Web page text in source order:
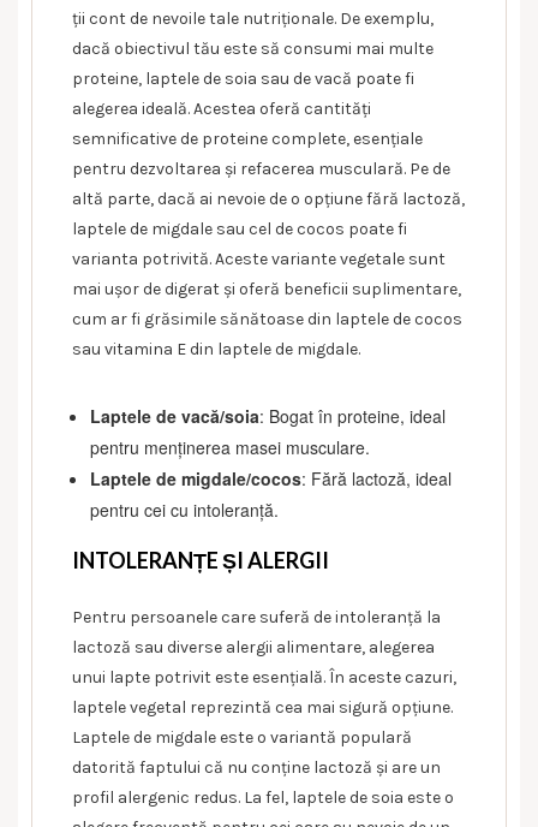
ții cont de nevoile tale nutriționale. De exemplu,
dacă obiectivul tău este să consumi mai multe
proteine, laptele de soia sau de vacă poate fi
alegerea ideală. Acestea oferă cantități
semnificative de proteine complete, esențiale
pentru dezvoltarea și refacerea musculară. Pe de
altă parte, dacă ai nevoie de o opțiune fără lactoză,
laptele de migdale sau cel de cocos poate fi
varianta potrivită. Aceste variante vegetale sunt
mai ușor de digerat și oferă beneficii suplimentare,
cum ar fi grăsimile sănătoase din laptele de cocos
sau vitamina E din laptele de migdale.
Laptele de vacă/soia: Bogat în proteine, ideal
pentru menținerea masei musculare.
Laptele de migdale/cocos: Fără lactoză, ideal
pentru cei cu intoleranță.
INTOLERANȚE ȘI ALERGII
Pentru persoanele care suferă de intoleranță la
lactoză sau diverse alergii alimentare, alegerea
unui lapte potrivit este esențială. În aceste cazuri,
laptele vegetal reprezintă cea mai sigură opțiune.
Laptele de migdale este o variantă populară
datorită faptului că nu conține lactoză și are un
profil alergenic redus. La fel, laptele de soia este o